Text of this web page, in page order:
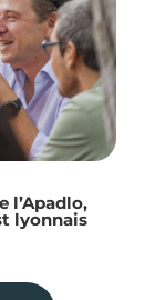
l’Apadlo,
lyonnais